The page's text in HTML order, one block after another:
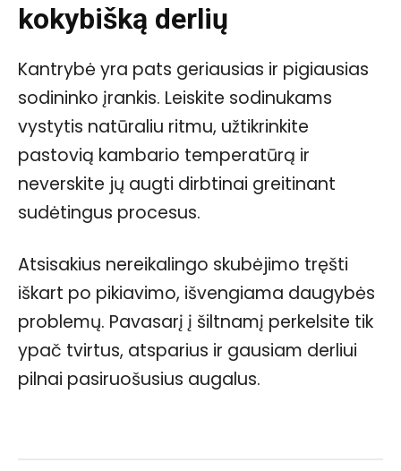
kokybišką derlių
Kantrybė yra pats geriausias ir pigiausias
sodininko įrankis. Leiskite sodinukams
vystytis natūraliu ritmu, užtikrinkite
pastovią kambario temperatūrą ir
neverskite jų augti dirbtinai greitinant
sudėtingus procesus.
Atsisakius nereikalingo skubėjimo tręšti
iškart po pikiavimo, išvengiama daugybės
problemų. Pavasarį į šiltnamį perkelsite tik
ypač tvirtus, atsparius ir gausiam derliui
pilnai pasiruošusius augalus.